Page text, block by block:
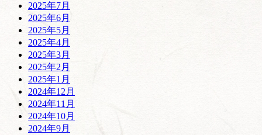
2025年7月
2025年6月
2025年5月
2025年4月
2025年3月
2025年2月
2025年1月
2024年12月
2024年11月
2024年10月
2024年9月